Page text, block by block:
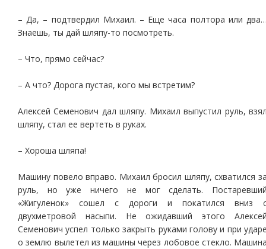
– Да, – подтвердил Михаил. – Еще часа полтора или
Знаешь, ты дай шляпу-то посмотреть.
– Что, прямо сейчас?
– А что? Дорога пустая, кого мы встретим?
Алексей Семенович дал шляпу. Михаил выпустил руль,
шляпу, стал ее вертеть в руках.
– Хороша шляпа!
Машину повело вправо. Михаил бросил шляпу, схватился
руль, но уже ничего не мог сделать.
«Жигуленок» сошел с дороги и покатился вниз
двухметровой насыпи. Не ожидавший этого
Семенович успел только закрыть руками голову и при
о землю вылетел из машины через лобовое стекло.